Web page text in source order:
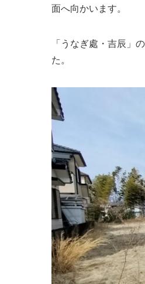
面へ向かいます。
「うなぎ處・吉辰」
た。